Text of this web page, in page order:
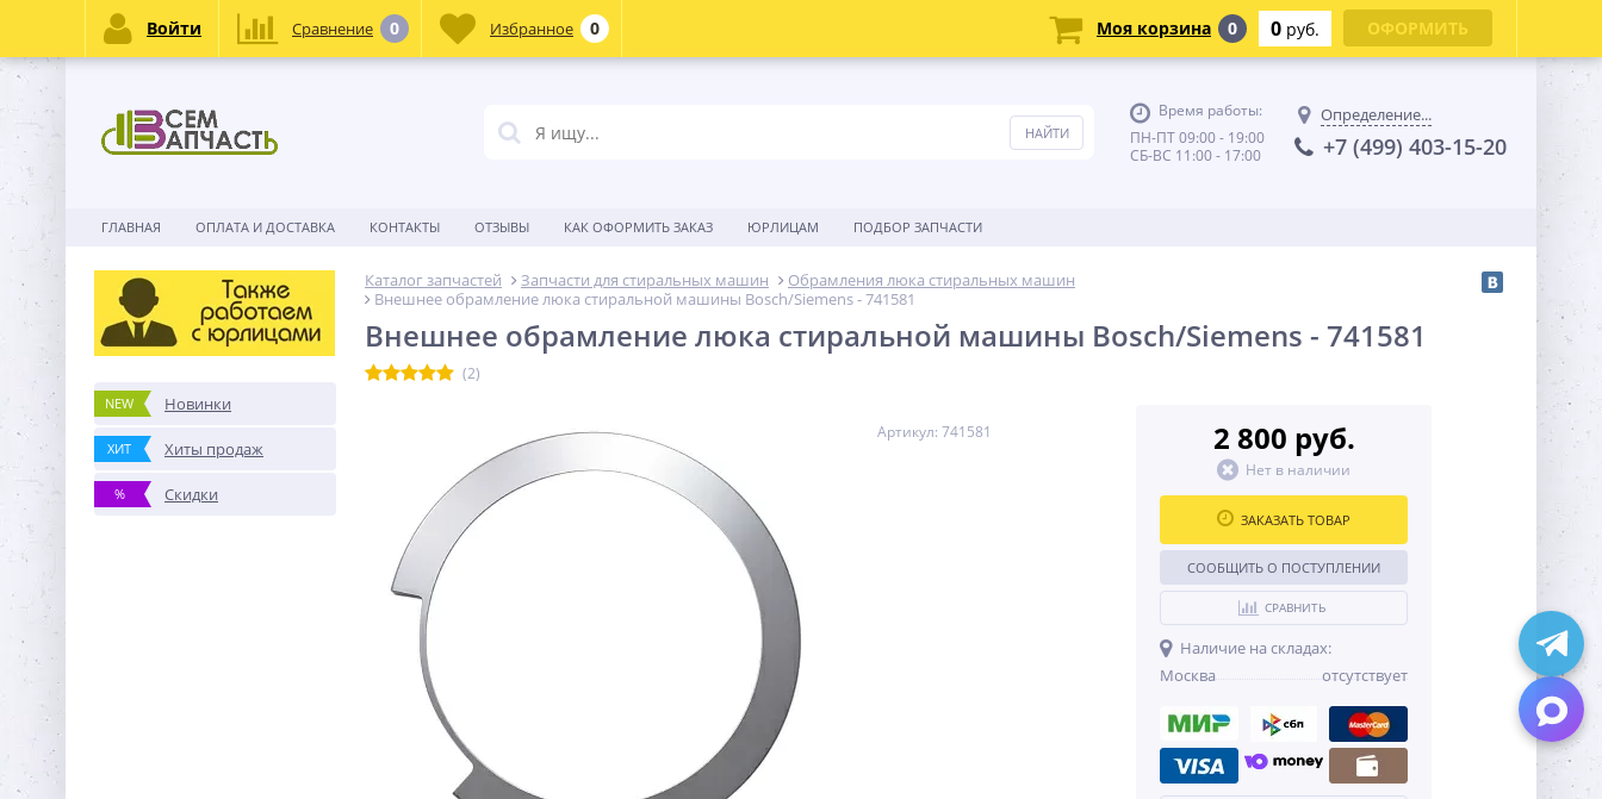
Время работы:
ПН-ПТ 09:00 - 19:00
СБ-ВС 11:00 - 17:00
Определение...
+7 (499) 403-15-20
ГЛАВНАЯ ОПЛАТА И ДОСТАВКА КОНТАКТЫ ОТЗЫВЫ КАК ОФОРМИТЬ ЗАКАЗ ЮРЛИЦАМ ПОДБОР ЗАПЧАСТИ
NEW Новинки
ХИТ Хиты продаж
% Скидки
Каталог запчастей Запчасти для стиральных машин
Обрамления люка стиральных машин
Внешнее обрамление люка стиральной машины Bosch/Siemens - 741581
Внешнее обрамление люка стиральной машины Bosch/Siemens - 741581
(2)
Артикул: 741581 2 800 руб.
Нет в наличии
ЗАКАЗАТЬ ТОВАР
СООБЩИТЬ О ПОСТУПЛЕНИИ
СРАВНИТЬ
Наличие на складах:
Москва
отсутствует
Войти Сравнение 0 Избранное 0 Моя корзина 0 0 руб. ОФОРМИТЬ